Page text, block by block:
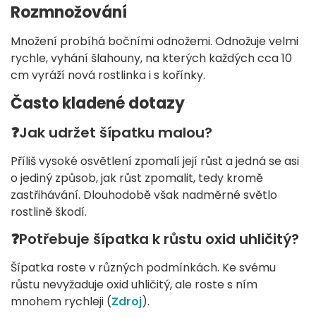
Rozmnožování
Množení probíhá bočními odnožemi. Odnožuje velmi
rychle, vyhání šlahouny, na kterých každých cca 10
cm vyráží nová rostlinka i s kořínky.
Často kladené dotazy
❓Jak udržet šípatku malou?
Příliš vysoké osvětlení zpomalí její růst a jedná se asi
o jediný způsob, jak růst zpomalit, tedy kromě
zastřihávání. Dlouhodobě však nadměrné světlo
rostlině škodí.
❓Potřebuje šípatka k růstu oxid uhličitý?
Šípatka roste v různých podmínkách. Ke svému
růstu nevyžaduje oxid uhličitý, ale roste s ním
mnohem rychleji (Zdroj).